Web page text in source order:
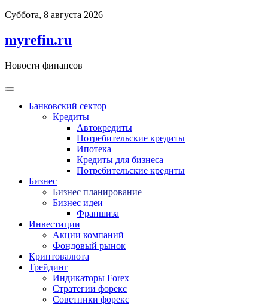
Перейти
содержимому
Суббота, 8 августа 2026
myrefin.ru
Новости финансов
Банковский сектор
Кредиты
Автокредиты
Потребительские кредиты
Ипотека
Кредиты для бизнеса
Потребительские кредиты
Бизнес
Бизнес планирование
Бизнес идеи
Франшиза
Инвестиции
Акции компаний
Фондовый рынок
Криптовалюта
Трейдинг
Индикаторы Forex
Стратегии форекс
Советники форекс